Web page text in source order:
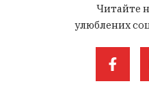
Читайте
улюблених